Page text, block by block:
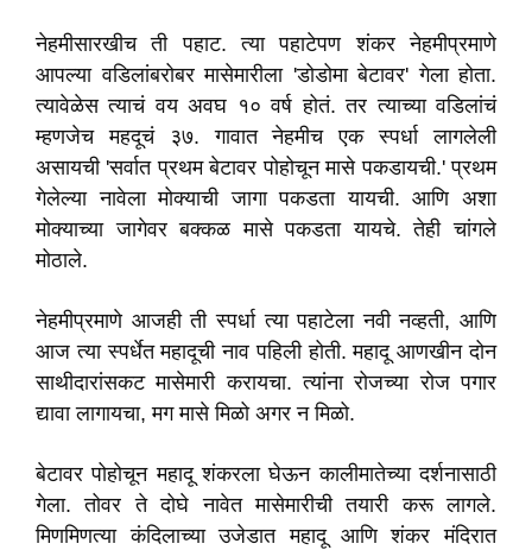
नेहमीसारखीच ती पहाट. त्या पहाटेपण शंकर नेहमीप्रमाणे
आपल्या वडिलांबरोबर मासेमारीला 'डोडोमा बेटावर' गेला होता.
त्यावेळेस त्याचं वय अवघ १० वर्ष होतं. तर त्याच्या वडिलांचं
म्हणजेच महदूचं ३७. गावात नेहमीच एक स्पर्धा लागलेली
असायची 'सर्वात प्रथम बेटावर पोहोचून मासे पकडायची.' प्रथम
गेलेल्या नावेला मोक्याची जागा पकडता यायची. आणि अशा
मोक्याच्या जागेवर बक्कळ मासे पकडता यायचे. तेही चांगले
मोठाले.
नेहमीप्रमाणे आजही ती स्पर्धा त्या पहाटेला नवी नव्हती, आणि
आज त्या स्पर्धेत महादूची नाव पहिली होती. महादू आणखीन दोन
साथीदारांसकट मासेमारी करायचा. त्यांना रोजच्या रोज पगार
द्यावा लागायचा, मग मासे मिळो अगर न मिळो.
बेटावर पोहोचून महादू शंकरला घेऊन कालीमातेच्या दर्शनासाठी
गेला. तोवर ते दोघे नावेत मासेमारीची तयारी करू लागले.
मिणमिणत्या कंदिलाच्या उजेडात महादू आणि शंकर मंदिरात